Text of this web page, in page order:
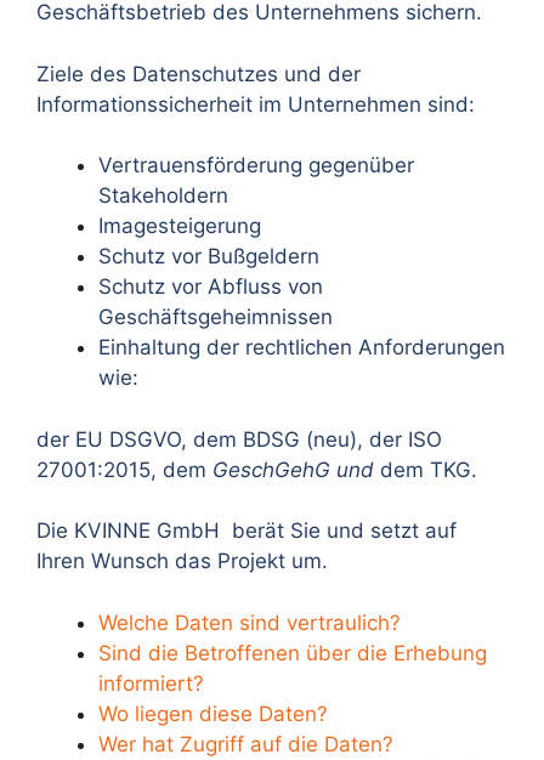
Geschäftsbetrieb des Unternehmens sichern.
Ziele des Datenschutzes und der
Informationssicherheit im Unternehmen sind:
Vertrauensförderung gegenüber
Stakeholdern
Imagesteigerung
Schutz vor Bußgeldern
Schutz vor Abfluss von
Geschäftsgeheimnissen
Einhaltung der rechtlichen Anforderungen
wie:
der EU DSGVO, dem BDSG (neu), der ISO
27001:2015, dem GeschGehG und dem TKG.
Die KVINNE GmbH berät Sie und setzt auf
Ihren Wunsch das Projekt um.
Welche Daten sind vertraulich?
Sind die Betroffenen über die Erhebung
informiert?
Wo liegen diese Daten?
Wer hat Zugriff auf die Daten?